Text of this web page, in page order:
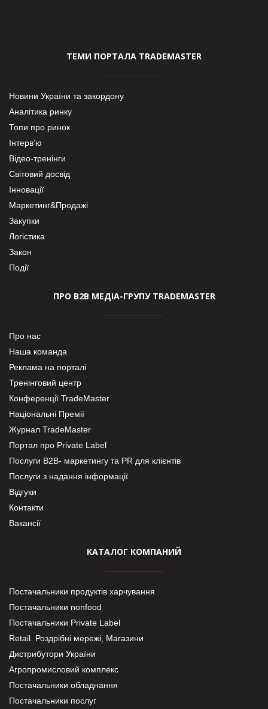
ТЕМИ ПОРТАЛА TRADEMASTER
Новини України та закордону
Аналітика ринку
Топи про ринок
Інтерв’ю
Відео-тренінги
Світовий досвід
Інновації
Маркетинг&Продажі
Закупки
Логістика
Закон
Події
ПРО В2В МЕДІА-ГРУПУ TRADEMASTER
Про нас
Наша команда
Реклама на порталі
Тренінговий центр
Конференції TradeMaster
Національні Премії
Журнал TradeMaster
Портал про Private Label
Послуги В2В- маркетингу та PR для клієнтів
Послуги з надання інформації
Відгуки
Контакти
Вакансії
КАТАЛОГ КОМПАНИЙ
Постачальники продуктів харчування
Постачальники nonfood
Постачальники Private Label
Retail. Роздрібні мережі, Магазини
Дистрибутори України
Агропромисловий комплекс
Постачальники обладнання
Постачальники послуг